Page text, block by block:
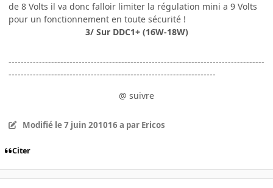
de 8 Volts il va donc falloir limiter la régulation mini a 9 Volts
pour un fonctionnement en toute sécurité !
3/ Sur DDC1+ (16W-18W)
------------------------------------------------------------------------------------
--------------------------------------------------------------------
@ suivre
Modifié le 7 juin 201016 a par Ericos
Citer